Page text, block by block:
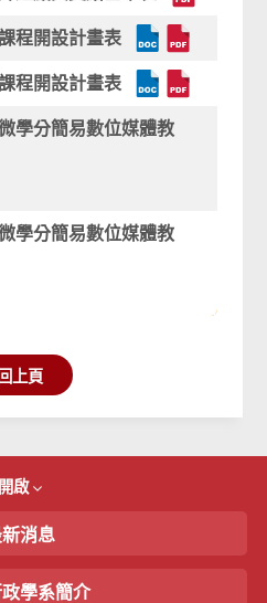
程開設計畫表
程開設計畫表
學分簡易數位媒體教
學分簡易數位媒體教
回上頁
開啟
消息
學系簡介